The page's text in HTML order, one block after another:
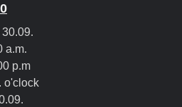
a.m.
p.m
o'clock